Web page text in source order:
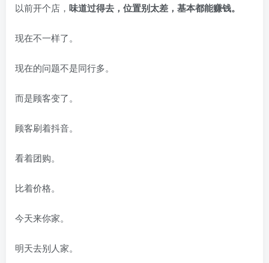
以前开个店， 味道过得去，位置别太差，基本都能赚钱。
现在不一样了。
现在的问题不是同行多。
而是顾客变了。
顾客刷着抖音。
看着团购。
比着价格。
今天来你家。
明天去别人家。